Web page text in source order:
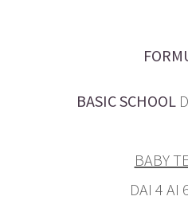
BASIC SCHOOL
BABY
DAI 4 AI